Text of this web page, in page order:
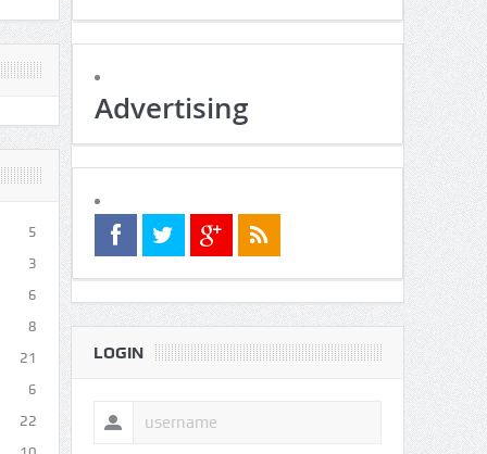
5
3
6
8
21
6
22
Advertising
LOGIN